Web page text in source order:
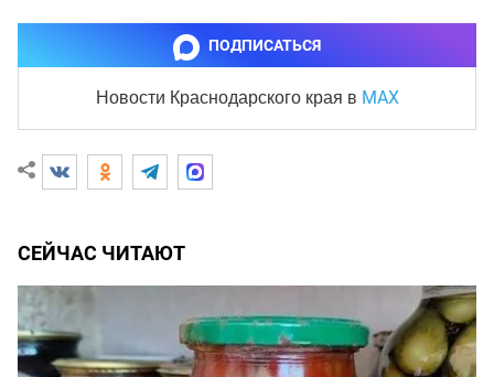
ПОДПИСАТЬСЯ
Новости Краснодарского края в MAX
СЕЙЧАС ЧИТАЮТ